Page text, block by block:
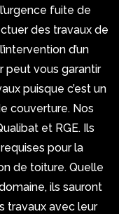
fuite de
des travaux de
d’un
peut vous garantir
puisque c’est un
couverture. Nos
et RGE. Ils
pour la
de toiture. Quelle
ils sauront
travaux avec leur